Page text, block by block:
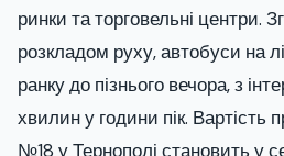
ринки та торговельні центри.
розкладом руху, автобуси на
ранку до пізнього вечора, з
хвилин у години пік. Вартість
№18 у Тернополі становить у